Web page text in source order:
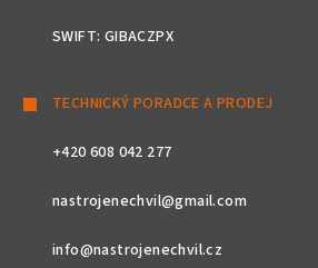
SWIFT: GIBACZPX
TECHNICKÝ PORADCE A PRODEJ
+420 608 042 277
nastrojenechvil@gmail.com
info@nastrojenechvil.cz